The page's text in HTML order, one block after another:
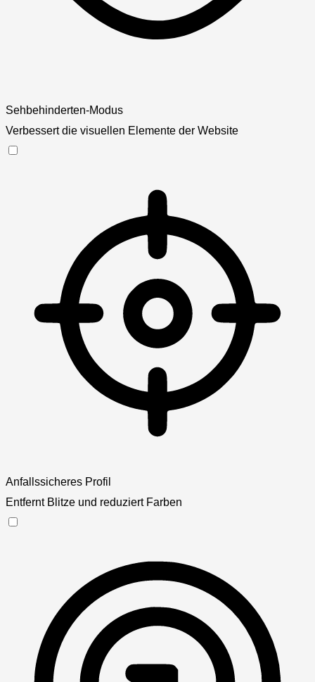
Sehbehinderten-Modus
Verbessert die visuellen Elemente der Website
Anfallssicheres Profil
Entfernt Blitze und reduziert Farben